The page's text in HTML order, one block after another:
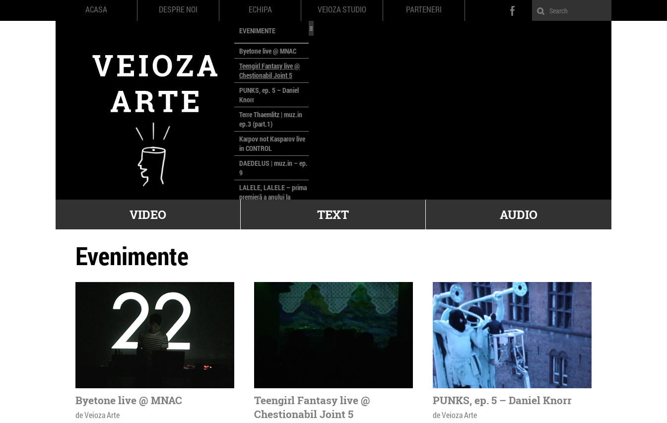
ACASA DESPRE NOI ECHIPA VEIOZA STUDIO PARTENERI
EVENIMENTE
Byetone live @ MNAC
Teengirl Fantasy live @
Chestionabil Joint 5
PUNKS, ep. 5 – Daniel
Knorr
Terre Thaemlitz | muz.in
ep.3 (part.1)
Karpov not Kasparov live
in CONTROL
DAEDELUS | muz.in – ep.
9
LALELE, LALELE – prima
premieră a anului la
poloneze la București
VIDEO TEXT AUDIO
Evenimente
Byetone live @ MNAC
de Veioza Arte
Teengirl Fantasy live @
Chestionabil Joint 5
PUNKS, ep. 5 – Daniel Knorr
de Veioza Arte